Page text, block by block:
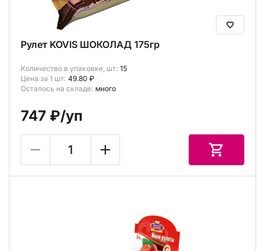
Рулет KOVIS ШОКОЛАД 175гр
Количество в упаковке, шт: 15
Цена за 1 шт: 49.80 ₽
Осталось на складе: много
747 ₽/уп